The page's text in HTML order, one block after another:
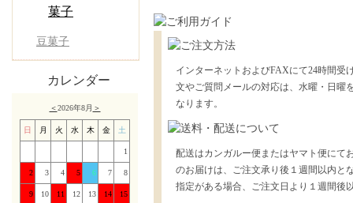
菓子
豆菓子
カレンダー
＜2026年8月 ＞
日 月 火 水 木 金 土
1
2 3 4 5 6 7 8
9 10 11 12 13 14 15
インターネットおよびFAXにて24時間受
文やご質問メールの対応は、水曜・日曜
なります。
配送はカンガルー便またはヤマト便にて
のお届けは、ご注文承り後１週間以内と
指定がある場合、ご注文日より１週間後